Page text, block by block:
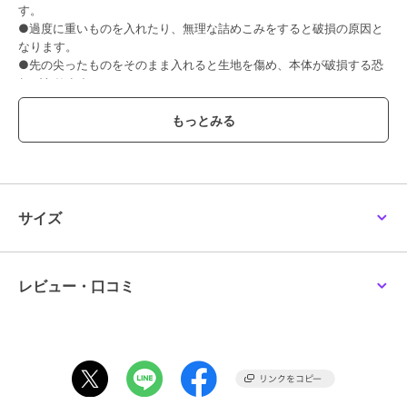
す。
●過度に重いものを入れたり、無理な詰めこみをすると破損の原因と
なります。
●先の尖ったものをそのまま入れると生地を傷め、本体が破損する恐
れがあります。
●水濡れや汗、摩擦等により、色落ち・色移りする恐れがありますの
●変形・変質の恐れがありますので、火気の近くや高温多湿になる場
●洗濯機・乾燥機・アイロンのご使用はお避けください。
●振り回したり、乱暴な取り扱いはお控えください。
ブランド ブランチブラザー
ショップ マークス ／ザッカセレクト
サイズ
レビュー・口コミ